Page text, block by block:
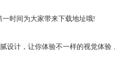
时间为大家带来下载地址哦!
计，让你体验不一样的视觉体验